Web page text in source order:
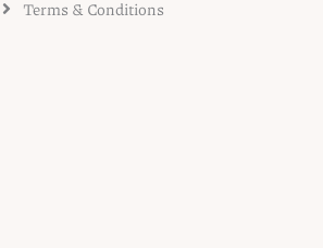
Terms & Conditions